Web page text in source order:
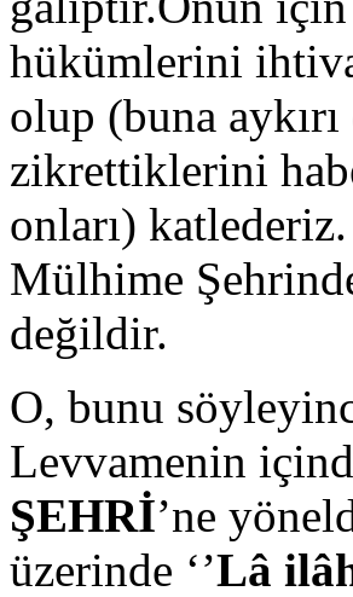
hükümlerini
olup (buna
zikrettiklerini
onları)
Mülhime
değildir.
O, bunu
Levvamenin
ŞEHRİ’ne
üzerinde ‘’Lâ